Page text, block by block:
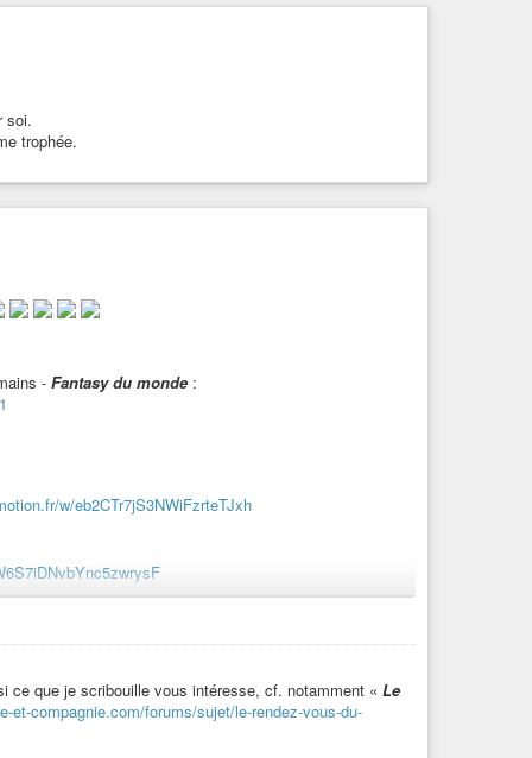
soi.
trophée.
- Fantasy du monde :
w/eb2CTr7jS3NWiFzrteTJxh
Lennon.
improvisation à la guitare acoustique et vidéos prises du
ce que je scribouille vous intéresse, cf. notamment « Le
et-compagnie.com/forums/sujet/le-rendez-vous-du-